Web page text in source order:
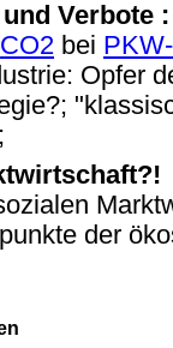
Verbote :
CO2 bei
Opfer
der